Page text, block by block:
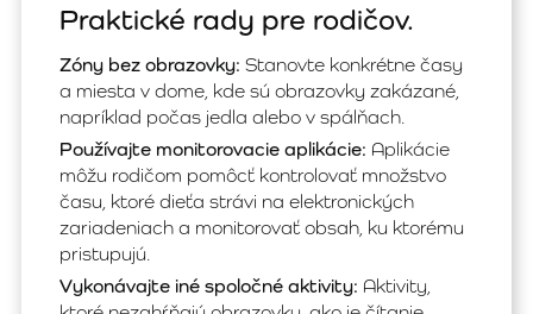
Praktické rady pre rodičov.
Zóny bez obrazovky: Stanovte konkrétne časy
a miesta v dome, kde sú obrazovky zakázané,
napríklad počas jedla alebo v spálňach.
Používajte monitorovacie aplikácie: Aplikácie
môžu rodičom pomôcť kontrolovať množstvo
času, ktoré dieťa strávi na elektronických
zariadeniach a monitorovať obsah, ku ktorému
pristupujú.
Vykonávajte iné spoločné aktivity: Aktivity,